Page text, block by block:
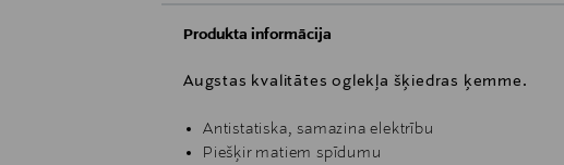
Produkta informācija
Augstas kvalitātes oglekļa šķiedras ķemme.
Antistatiska, samazina elektrību
Piešķir matiem spīdumu